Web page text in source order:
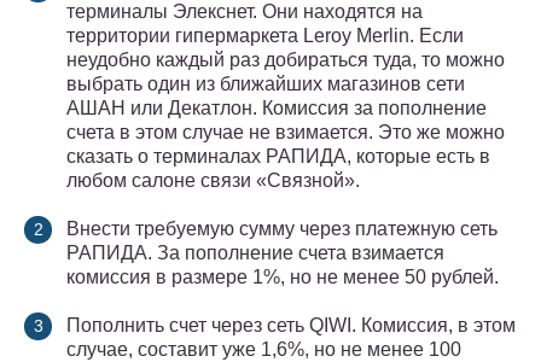
терминалы Элекснет. Они находятся на
территории гипермаркета Leroy Merlin. Если
неудобно каждый раз добираться туда, то можно
выбрать один из ближайших магазинов сети
АШАН или Декатлон. Комиссия за пополнение
счета в этом случае не взимается. Это же можно
сказать о терминалах РАПИДА, которые есть в
любом салоне связи «Связной».
Внести требуемую сумму через платежную сеть
РАПИДА. За пополнение счета взимается
комиссия в размере 1%, но не менее 50 рублей.
Пополнить счет через сеть QIWI. Комиссия, в этом
случае, составит уже 1,6%, но не менее 100